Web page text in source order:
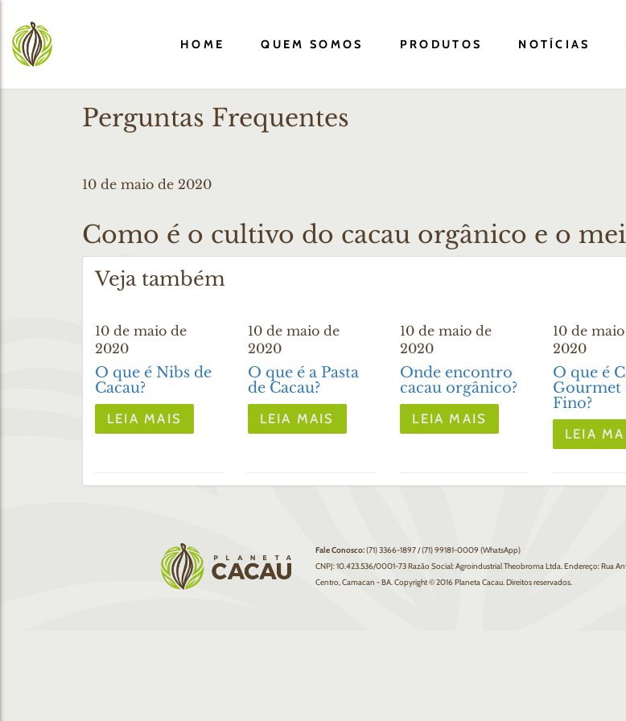
HOME QUEM SOMOS PRODUTOS NOTÍCIAS
Perguntas Frequentes
10 de maio de 2020
Como é o cultivo do cacau orgânico e o
Veja também
10 de maio de
2020
O que é Nibs de
Cacau?
LEIA MAIS
10 de maio de
2020
O que é a Pasta
de Cacau?
LEIA MAIS
10 de maio de
2020
Onde encontro
cacau orgânico?
LEIA MAIS
10 de
2020
O que é
Gourmet
Fino?
LEIA
Fale Conosco:(71) 3366-1897 / (71) 99181-0009 (WhatsApp)
CNPJ: 10.423.536/0001-73 Razão Social: Agroindustrial Theobroma Ltda. Endereço: Rua
Centro, Camacan - BA. Copyright © 2016 Planeta Cacau. Direitos reservados.